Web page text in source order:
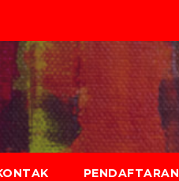
PENDAFTARAN